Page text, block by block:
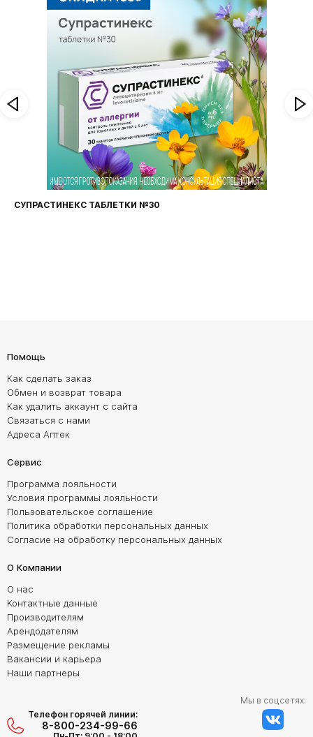
СУПРАСТИНЕКС ТАБЛЕТКИ №30
Помощь
Как сделать заказ
Обмен и возврат товара
Как удалить аккаунт с сайта
Связаться с нами
Адреса Аптек
Сервис
Программа лояльности
Условия программы лояльности
Пользовательское соглашение
Политика обработки персональных данных
Согласие на обработку персональных данных
О Компании
О нас
Контактные данные
Производителям
Арендодателям
Размещение рекламы
Вакансии и карьера
Наши партнеры
Телефон горячей линии:
8-800-234-99-66
Мы в соцсетях: